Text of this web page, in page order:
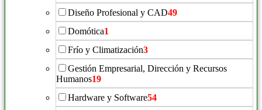
Diseño Profesional y CAD49
Domótica1
Frío y Climatización3
Gestión Empresarial, Dirección y Recursos
Humanos19
Hardware y Software54